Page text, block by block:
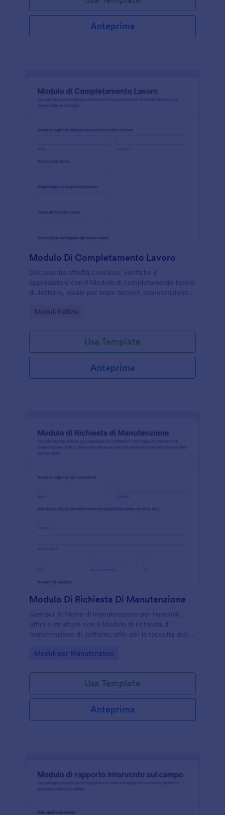
Anteprima
Modulo Di Completamento Lavoro
Documenta attività concluse, verifiche e
approvazioni con il Modulo di completamento lavoro
di Jotform, ideale per team tecnici, manutenzione e
ordinata e tracciabile.
Go to Category:
Moduli Edilizia
Usa Template
Anteprima
Modulo Di Richiesta Di Manutenzione
Gestisci richieste di manutenzione per immobili,
uffici e strutture con il Modulo di richiesta di
manutenzione di Jotform, utile per la raccolta dati e
chiaro e tracciabile.
Go to Category:
Moduli per Manutenzioni
Usa Template
Anteprima